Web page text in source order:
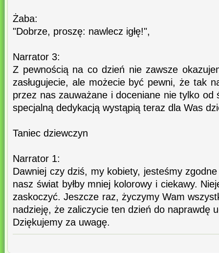
Żaba:
"Dobrze, proszę: nawlecz igłę!",
Narrator 3:
Z pewnością na co dzień nie zawsze
zasługujecie, ale możecie być pewni, że tak
przez nas zauważane i doceniane nie tylko od
specjalną dedykacją wystąpią teraz dla Was
Taniec dziewczyn
Narrator 1:
Dawniej czy dziś, my kobiety, jesteśmy
nasz świat byłby mniej kolorowy i ciekawy.
zaskoczyć. Jeszcze raz, życzymy Wam
nadzieję, że zaliczycie ten dzień do naprawdę
Dziękujemy za uwagę.